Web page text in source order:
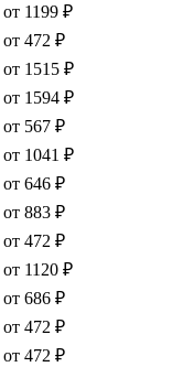
от 1199 ₽
от 472 ₽
от 1515 ₽
от 1594 ₽
от 567 ₽
от 1041 ₽
от 646 ₽
от 883 ₽
от 472 ₽
от 1120 ₽
от 686 ₽
от 472 ₽
от 472 ₽